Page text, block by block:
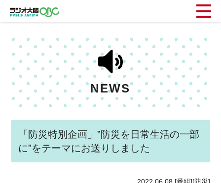
NEWS
「防災特別企画」”防災を日常生活の一部
に”をテーマにお送りしました